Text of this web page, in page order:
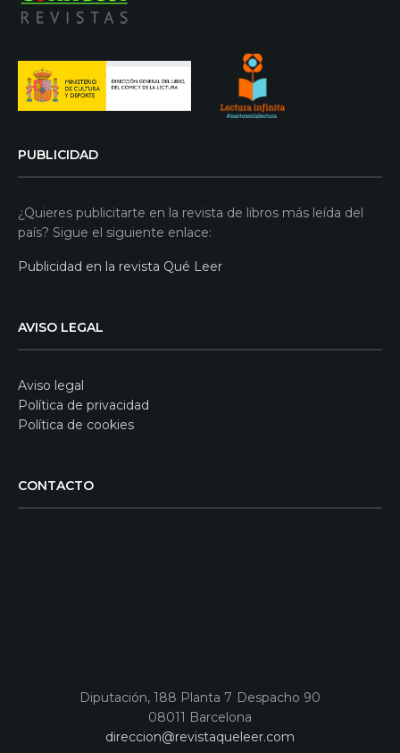
PUBLICIDAD
¿Quieres publicitarte en la revista de libros más leída del
país? Sigue el siguiente enlace:
Publicidad en la revista Qué Leer
AVISO LEGAL
Aviso legal
Política de privacidad
Política de cookies
CONTACTO
Diputación, 188 Planta 7 Despacho 90
08011 Barcelona
direccion@revistaqueleer.com